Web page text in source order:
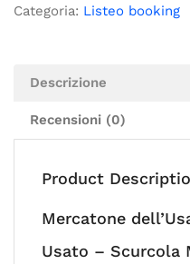
Categoria: Listeo booking
Descrizione
Recensioni (0)
Product
Mercatone
Usato – Scurcola